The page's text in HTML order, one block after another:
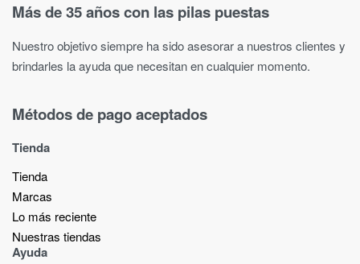
Más de 35 años con las pilas puestas
Nuestro objetivo siempre ha sido asesorar a nuestros clientes y
brindarles la ayuda que necesitan en cualquier momento.
Métodos de pago aceptados
Tienda
Tienda
Marcas
Lo más reciente​
Nuestras tiendas​
Ayuda